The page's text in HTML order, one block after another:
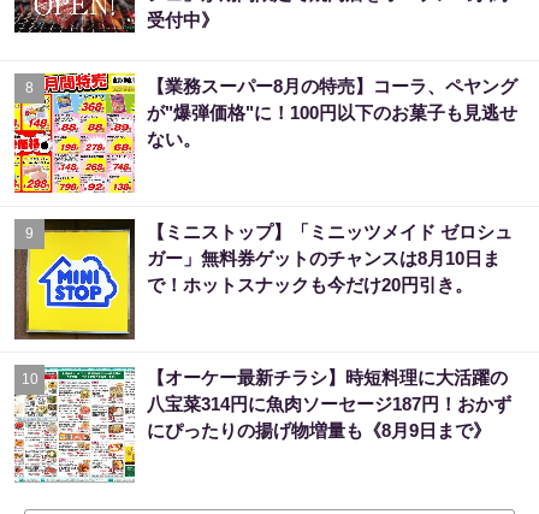
受付中》
8
【業務スーパー8月の特売】コーラ、ペヤング
が"爆弾価格"に！100円以下のお菓子も見逃せ
ない。
9
【ミニストップ】「ミニッツメイド ゼロシュ
ガー」無料券ゲットのチャンスは8月10日ま
で！ホットスナックも今だけ20円引き。
10
【オーケー最新チラシ】時短料理に大活躍の
八宝菜314円に魚肉ソーセージ187円！おかず
にぴったりの揚げ物増量も《8月9日まで》